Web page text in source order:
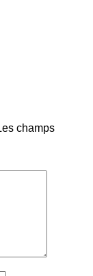
champs